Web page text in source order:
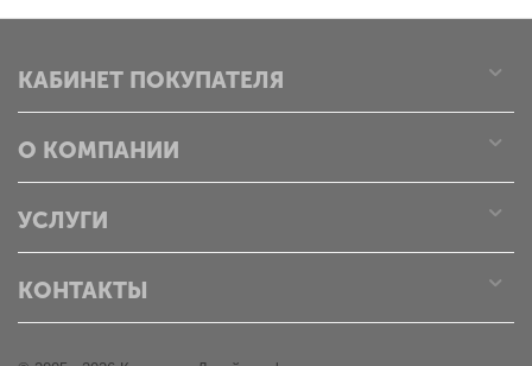
КАБИНЕТ ПОКУПАТЕЛЯ
О КОМПАНИИ
УСЛУГИ
КОНТАКТЫ